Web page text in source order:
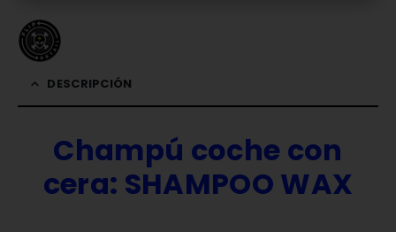
DESCRIPCIÓN
Champú coche con
cera: SHAMPOO WAX